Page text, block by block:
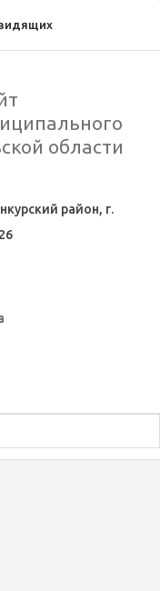
области
район, г.